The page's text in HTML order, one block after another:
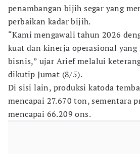
penambangan bijih segar yang
perbaikan kadar bijih.
“Kami mengawali tahun 2026
kuat dan kinerja operasional
bisnis,” ujar Arief melalui
dikutip Jumat (8/5).
Di sisi lain, produksi katoda
mencapai 27.670 ton, sementara
mencapai 66.209 ons.